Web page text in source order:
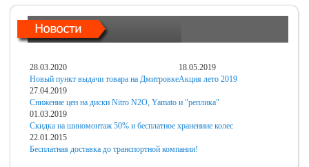
28.03.2020
Новый пункт выдачи товара на Дмитровке
18.05.2019
Акция лето 2019
27.04.2019
Снижение цен на диски Nitro N2O, Yamato и "реплика"
01.03.2019
Скидка на шиномонтаж 50% и бесплатное хранениие колес
22.01.2015
Бесплатная доставка до транспортной компании!